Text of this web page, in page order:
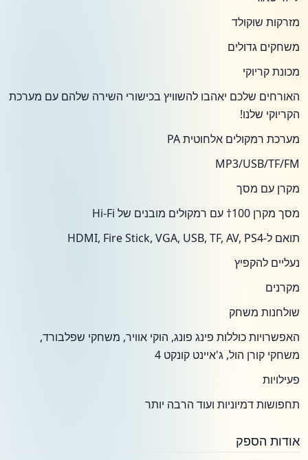
מזרקות שוקולד
משחקים גדולים
מכונת קריוקי
האורחים שלכם יאהבו להשוויץ בכישורי השירה שלהם עם מערכת
הקריוקי שלנו!
מערכת רמקולים אלחוטית PA
MP3/USB/TF/FM
מקרן עם מסך
מסך מקרן 100† עם רמקולים מובנים של Hi-Fi
תואם ל-HDMI, Fire Stick, VGA, USB, TF, AV, PS4
נעליים להקפיץ
מקרנים
שולחנות משחק
האפשרויות כוללות פינג פונג, הוקי אוויר, משחקי שפלבורד,
משחקי קורן הול, ג'איינט קונקט 4
פעילויות
תחפושות דמיוניות ועוד הרבה יותר
אודות הספק